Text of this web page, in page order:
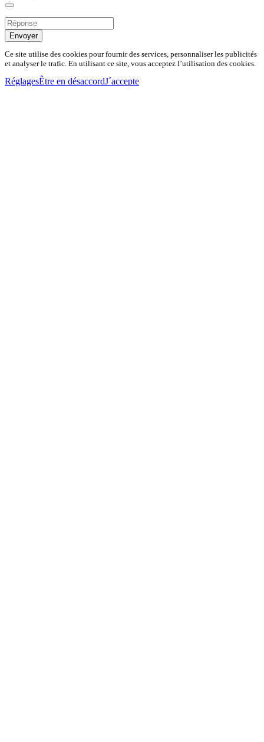
Envoyer
Ce site utilise des cookies pour fournir des services, personnaliser les publicités
et analyser le trafic. En utilisant ce site, vous acceptez l’utilisation des cookies.
RéglagesÊtre en désaccordJ´accepte